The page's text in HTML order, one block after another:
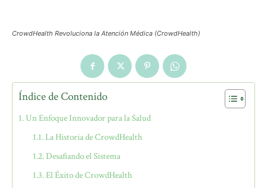
CrowdHealth Revoluciona la Atención Médica (CrowdHealth)
Índice de Contenido
Un Enfoque Innovador para la Salud
La Historia de CrowdHealth
Desafiando el Sistema
El Éxito de CrowdHealth